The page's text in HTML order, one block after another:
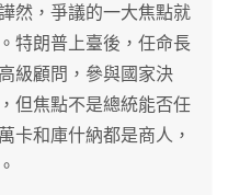
然，爭議的一大焦點就
特朗普上臺後，任命長
級顧問，參與國家決
但焦點不是總統能否任
卡和庫什納都是商人，